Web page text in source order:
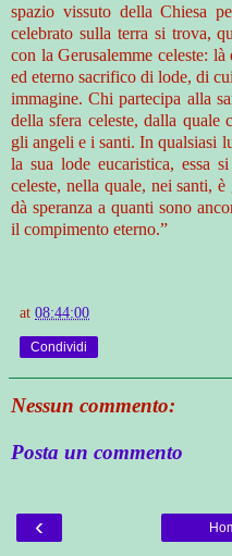
spazio vissuto della Chiesa
celebrato sulla terra si trova,
con la Gerusalemme celeste:
ed eterno sacrifico di lode, di
immagine. Chi partecipa alla
della sfera celeste, dalla
gli angeli e i santi. In qualsiasi
la sua lode eucaristica, essa
celeste, nella quale, nei santi,
dà speranza a quanti sono
il compimento eterno.”
at 08:44:00
Condividi
Nessun commento:
Posta un commento
‹